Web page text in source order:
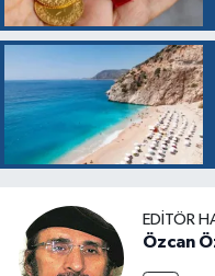
EDITÖR
Özcan